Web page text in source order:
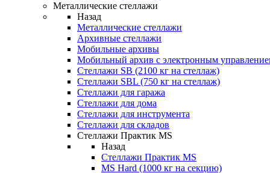
Металлические стеллажи
Назад
Металлические стеллажи
Архивные стеллажи
Мобильные архивы
Мобильный архив с электронным
Стеллажи SB (2100 кг на стеллаж)
Стеллажи SBL (750 кг на стеллаж)
Стеллажи для гаража
Стеллажи для дома
Стеллажи для инструмента
Стеллажи для складов
Стеллажи Практик MS
Назад
Стеллажи Практик MS
MS Hard (1000 кг на секцию)